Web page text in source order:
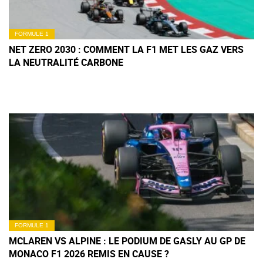
FORMULE 1
NET ZERO 2030 : COMMENT LA F1 MET LES GAZ VERS
LA NEUTRALITÉ CARBONE
FORMULE 1
MCLAREN VS ALPINE : LE PODIUM DE GASLY AU GP DE
MONACO F1 2026 REMIS EN CAUSE ?